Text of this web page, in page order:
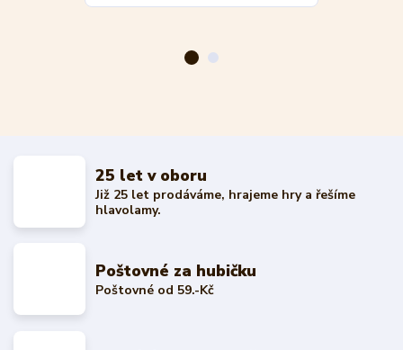
25 let v oboru
Již 25 let prodáváme, hrajeme hry a řešíme
hlavolamy.
Poštovné za hubičku
Poštovné od 59.-Kč